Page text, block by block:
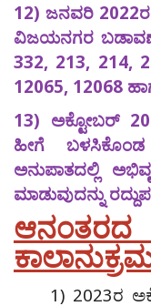
12) ಜನವರಿ
ವಿಜಯನಗರ
332, 213, 214,
12065, 12068
13) ಅಕ್ಟೋಬರ್
ಹೀಗೆ
ಅನುಪಾತದಲ್ಲಿ
ಮಾಡುವುದನ್ನು
1) 2023ರ